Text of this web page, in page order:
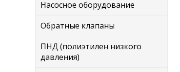
Насосное оборудование
Обратные клапаны
ПНД (полиэтилен низкого
давления)